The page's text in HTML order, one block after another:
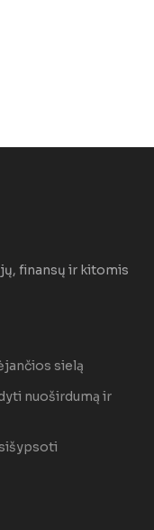
finansų ir kitomis
sielą
nuoširdumą ir